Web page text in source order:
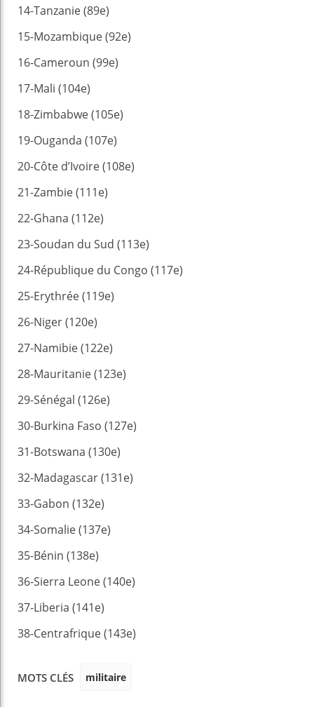
14-Tanzanie (89e)
15-Mozambique (92e)
16-Cameroun (99e)
17-Mali (104e)
18-Zimbabwe (105e)
19-Ouganda (107e)
20-Côte d’Ivoire (108e)
21-Zambie (111e)
22-Ghana (112e)
23-Soudan du Sud (113e)
24-République du Congo (117e)
25-Erythrée (119e)
26-Niger (120e)
27-Namibie (122e)
28-Mauritanie (123e)
29-Sénégal (126e)
30-Burkina Faso (127e)
31-Botswana (130e)
32-Madagascar (131e)
33-Gabon (132e)
34-Somalie (137e)
35-Bénin (138e)
36-Sierra Leone (140e)
37-Liberia (141e)
38-Centrafrique (143e)
MOTS CLÉS militaire